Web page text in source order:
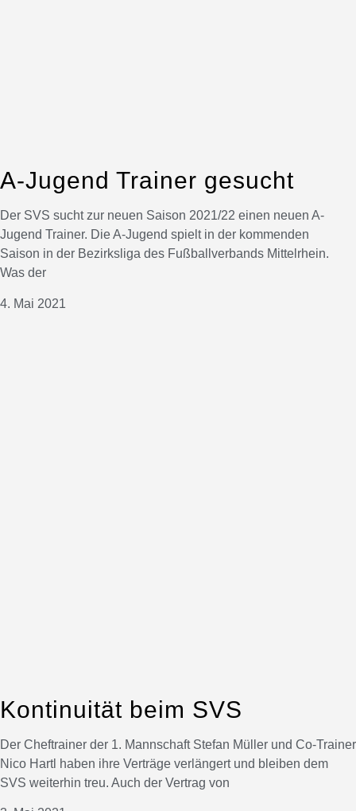
A-Jugend Trainer gesucht
Der SVS sucht zur neuen Saison 2021/22 einen neuen A-
Jugend Trainer. Die A-Jugend spielt in der kommenden
Saison in der Bezirksliga des Fußballverbands Mittelrhein.
Was der
4. Mai 2021
Kontinuität beim SVS
Der Cheftrainer der 1. Mannschaft Stefan Müller und Co-Trainer
Nico Hartl haben ihre Verträge verlängert und bleiben dem
SVS weiterhin treu. Auch der Vertrag von